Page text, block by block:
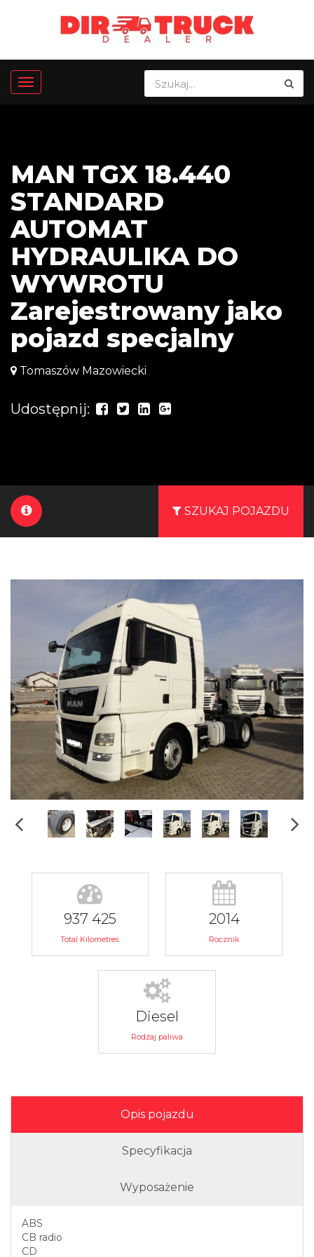
MAN TGX 18.440
STANDARD
AUTOMAT
HYDRAULIKA DO
WYWROTU
Zarejestrowany jako
pojazd specjalny
Tomaszów Mazowiecki
Udostępnij:
SZUKAJ POJAZDU
937 425
Total Kilometres
2014
Rocznik
Diesel
Rodzaj paliwa
Opis pojazdu
Specyfikacja
Wyposażenie
ABS
CB radio
CD